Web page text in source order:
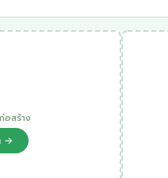
อสร้าง
→